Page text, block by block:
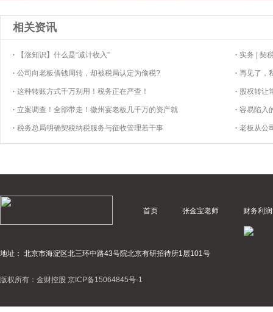
相关资讯
【涨知识】什么是“减计收入”
公司向老板借钱周转，却被税局认定为偷税?
这种转账方式千万别用！税务正在严查！
立案调查！全部带走！徽州宴老板几千万的资产就
税务总局明确契税纳税服务与征收管理若干事
实务 | 契
再见了，
股权转让
容易陷入
老板从公
首页 张金宝老师 财务利
地址： 北京市海淀区北三环中路43号院北京有研招待所1层101号
版权所有：金财控股 京ICP备15064845号-1